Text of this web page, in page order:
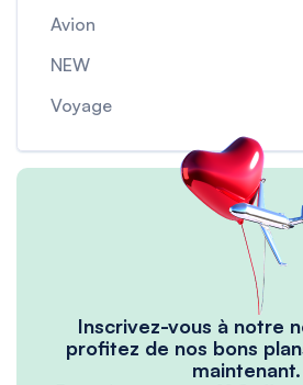
Avion
NEW
Voyage
Inscrivez-vous à notre
profitez de nos bons
maintenant.